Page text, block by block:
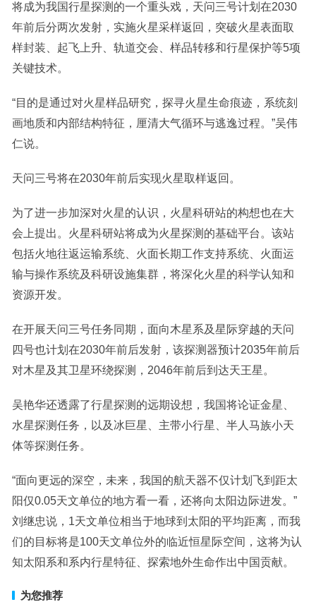
将成为我国行星探测的一个重头戏，天问三号计划在2030
年前后分两次发射，实施火星采样返回，突破火星表面取
样封装、起飞上升、轨道交会、样品转移和行星保护等5项
关键技术。
“目的是通过对火星样品研究，探寻火星生命痕迹，系统刻
画地质和内部结构特征，厘清大气循环与逃逸过程。”吴伟
仁说。
天问三号将在2030年前后实现火星取样返回。
为了进一步加深对火星的认识，火星科研站的构想也在大
会上提出。火星科研站将成为火星探测的基础平台。该站
包括火地往返运输系统、火面长期工作支持系统、火面运
输与操作系统及科研设施集群，将深化火星的科学认知和
资源开发。
在开展天问三号任务同期，面向木星系及星际穿越的天问
四号也计划在2030年前后发射，该探测器预计2035年前后
对木星及其卫星环绕探测，2046年前后到达天王星。
吴艳华还透露了行星探测的远期设想，我国将论证金星、
水星探测任务，以及冰巨星、主带小行星、半人马族小天
体等探测任务。
“面向更远的深空，未来，我国的航天器不仅计划飞到距太
阳仅0.05天文单位的地方看一看，还将向太阳边际进发。”
刘继忠说，1天文单位相当于地球到太阳的平均距离，而我
们的目标将是100天文单位外的临近恒星际空间，这将为认
知太阳系和系内行星特征、探索地外生命作出中国贡献。
为您推荐